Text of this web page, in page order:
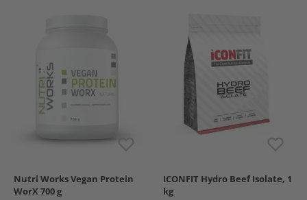
Chocolate
Natural (maustamaton)
Nutri Works Vegan Protein
WorX 700 g
Suklaa Maustamaton
ICONFIT Hydro Beef Isolate, 1
kg